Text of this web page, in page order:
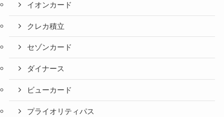
イオンカード
クレカ積立
セゾンカード
ダイナース
ビューカード
プライオリティパス